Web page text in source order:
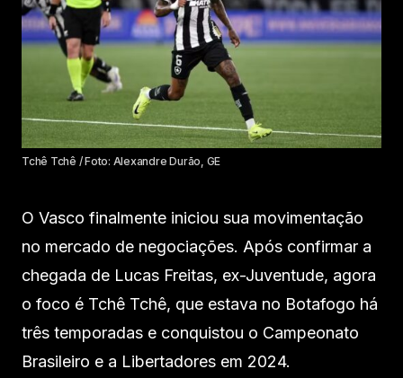
Tchê Tchê / Foto: Alexandre Durão, GE
O Vasco finalmente iniciou sua movimentação
no mercado de negociações. Após confirmar a
chegada de Lucas Freitas, ex-Juventude, agora
o foco é Tchê Tchê, que estava no Botafogo há
três temporadas e conquistou o Campeonato
Brasileiro e a Libertadores em 2024.